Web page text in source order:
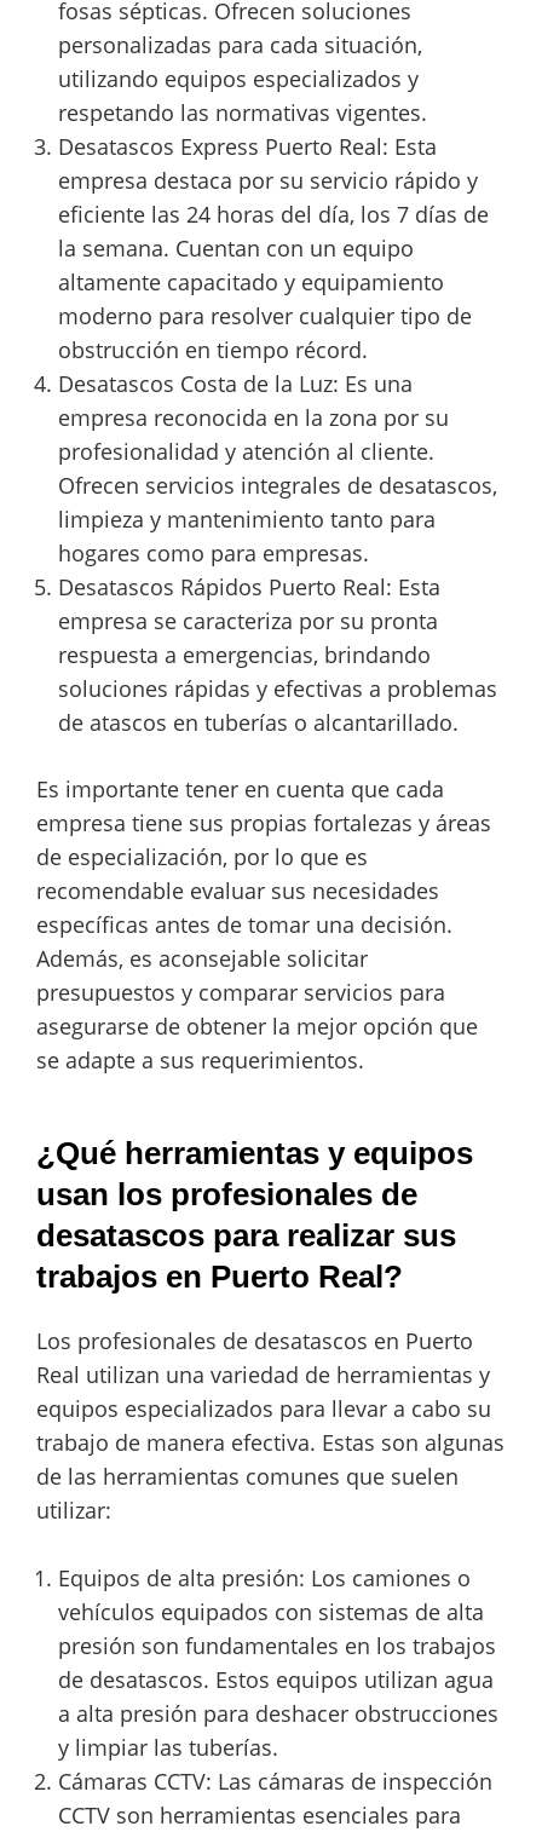
fosas sépticas. Ofrecen soluciones
personalizadas para cada situación,
utilizando equipos especializados y
respetando las normativas vigentes.
Desatascos Express Puerto Real: Esta
empresa destaca por su servicio rápido y
eficiente las 24 horas del día, los 7 días de
la semana. Cuentan con un equipo
altamente capacitado y equipamiento
moderno para resolver cualquier tipo de
obstrucción en tiempo récord.
Desatascos Costa de la Luz: Es una
empresa reconocida en la zona por su
profesionalidad y atención al cliente.
Ofrecen servicios integrales de desatascos,
limpieza y mantenimiento tanto para
hogares como para empresas.
Desatascos Rápidos Puerto Real: Esta
empresa se caracteriza por su pronta
respuesta a emergencias, brindando
soluciones rápidas y efectivas a problemas
de atascos en tuberías o alcantarillado.
Es importante tener en cuenta que cada
empresa tiene sus propias fortalezas y áreas
de especialización, por lo que es
recomendable evaluar sus necesidades
específicas antes de tomar una decisión.
Además, es aconsejable solicitar
presupuestos y comparar servicios para
asegurarse de obtener la mejor opción que
se adapte a sus requerimientos.
¿Qué herramientas y equipos
usan los profesionales de
desatascos para realizar sus
trabajos en Puerto Real?
Los profesionales de desatascos en Puerto
Real utilizan una variedad de herramientas y
equipos especializados para llevar a cabo su
trabajo de manera efectiva. Estas son algunas
de las herramientas comunes que suelen
utilizar:
Equipos de alta presión: Los camiones o
vehículos equipados con sistemas de alta
presión son fundamentales en los trabajos
de desatascos. Estos equipos utilizan agua
a alta presión para deshacer obstrucciones
y limpiar las tuberías.
Cámaras CCTV: Las cámaras de inspección
CCTV son herramientas esenciales para